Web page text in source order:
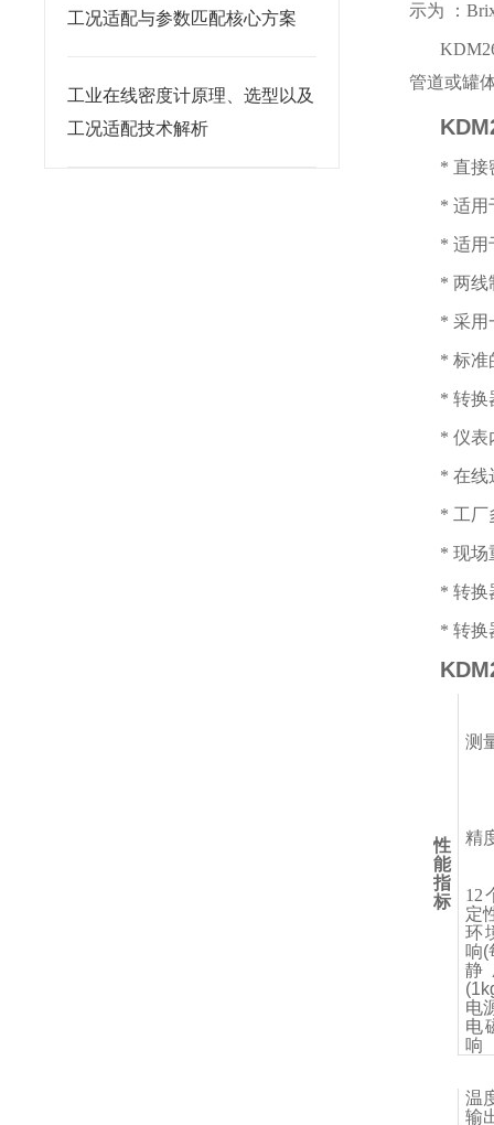
工况适配与参数匹配核心方案
工业在线密度计原理、选型以及
工况适配技术解析
示为 ：
管道或罐
* 直接
* 适用
* 适用
* 两线
* 采用
* 标准
* 转换
* 仪表
* 在线
* 工厂
* 现场
* 转换
* 转换
性
能
指
标
测
精
12
定
环
响
静
电
电
响
温
输